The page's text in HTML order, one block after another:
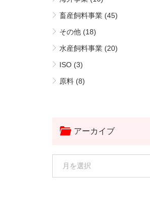
畜産飼料事業 (45)
その他 (18)
水産飼料事業 (20)
ISO (3)
原料 (8)
アーカイブ